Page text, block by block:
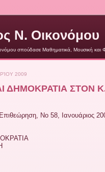
Ν. Οικονόμου
σπούδασε Μαθηματικά, Μουσική
2009
ΔΗΜΟΚΡΑΤΙΑ ΣΤΟΝ
Νο 58, Ιανουάριος